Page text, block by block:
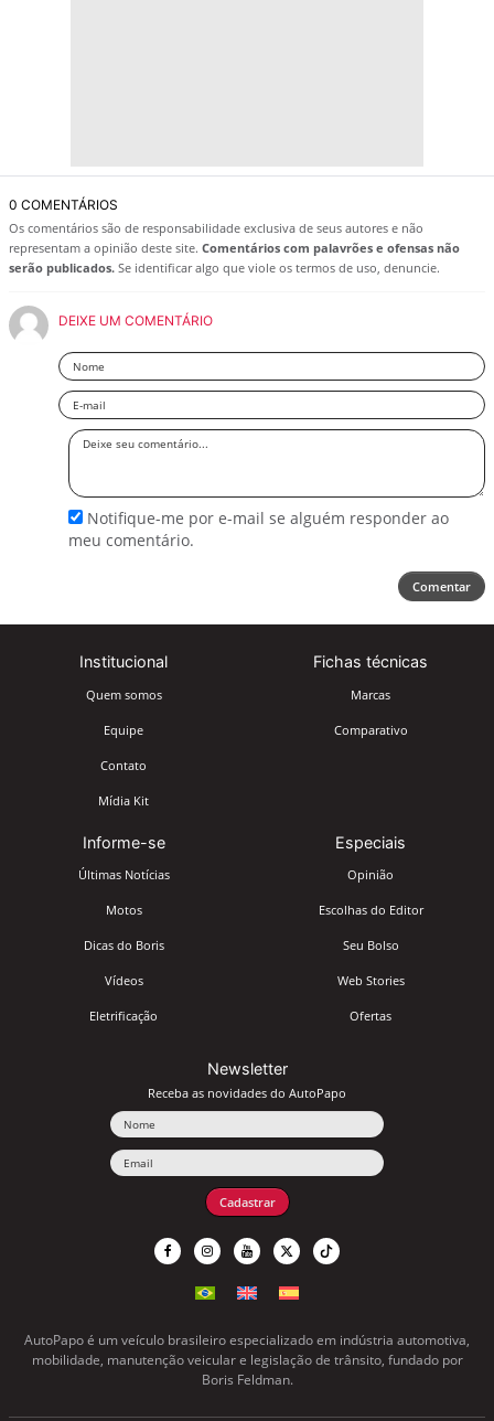
0 COMENTÁRIOS
Os comentários são de responsabilidade exclusiva de seus autores e não
representam a opinião deste site. Comentários com palavrões e ofensas não
serão publicados. Se identificar algo que viole os termos de uso, denuncie.
DEIXE UM COMENTÁRIO
Nome
Email
Deixe
Notifique-me por e-mail se alguém responder ao
meu comentário.
Comentar
Institucional
Quem somos
Equipe
Contato
Mídia Kit
Fichas técnicas
Marcas
Comparativo
Informe-se
Últimas Notícias
Motos
Dicas do Boris
Vídeos
Eletrificação
Especiais
Opinião
Escolhas do Editor
Seu Bolso
Web Stories
Ofertas
Newsletter
Receba as novidades do AutoPapo
Cadastrar
AutoPapo é um veículo brasileiro especializado em indústria automotiva,
mobilidade, manutenção veicular e legislação de trânsito, fundado por
Boris Feldman.